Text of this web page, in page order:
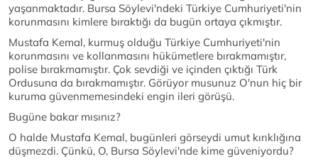
yaşanmaktadır. Bursa Söylevi'ndeki Türkiye Cumhuriyeti'nin
korunmasını kimlere bıraktığı da bugün ortaya çıkmıştır.
Mustafa Kemal, kurmuş olduğu Türkiye Cumhuriyeti'nin
korunmasını ve kollanmasını hükümetlere bırakmamıştır,
polise bırakmamıştır. Çok sevdiği ve içinden çıktığı Türk
Ordusuna da bırakmamıştır. Görüyor musunuz O'nun hiç bir
kuruma güvenmemesindeki engin ileri görüşü.
Bugüne bakar mısınız?
O halde Mustafa Kemal, bugünleri görseydi umut kırıklığına
düşmezdi. Çünkü, O, Bursa Söylevi'nde kime güveniyordu?